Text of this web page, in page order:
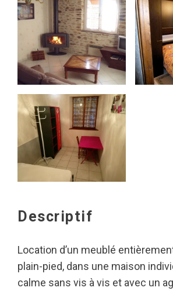
Descriptif
Location d’un meublé
plain-pied, dans une maison
calme sans vis à vis et avec un